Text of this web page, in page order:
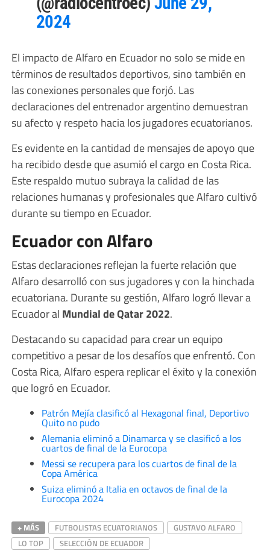
2024
El impacto de Alfaro en Ecuador no solo se mide en
términos de resultados deportivos, sino también en
las conexiones personales que forjó. Las
declaraciones del entrenador argentino demuestran
su afecto y respeto hacia los jugadores ecuatorianos.
Es evidente en la cantidad de mensajes de apoyo que
ha recibido desde que asumió el cargo en Costa Rica.
Este respaldo mutuo subraya la calidad de las
relaciones humanas y profesionales que Alfaro cultivó
durante su tiempo en Ecuador.
Ecuador con Alfaro
Estas declaraciones reflejan la fuerte relación que
Alfaro desarrolló con sus jugadores y con la hinchada
ecuatoriana. Durante su gestión, Alfaro logró llevar a
Ecuador al Mundial de Qatar 2022.
Destacando su capacidad para crear un equipo
competitivo a pesar de los desafíos que enfrentó. Con
Costa Rica, Alfaro espera replicar el éxito y la conexión
que logró en Ecuador.
Patrón Mejía clasificó al Hexagonal final, Deportivo
Quito no pudo
Alemania eliminó a Dinamarca y se clasificó a los
cuartos de final de la Eurocopa
Messi se recupera para los cuartos de final de la
Copa América
Suiza eliminó a Italia en octavos de final de la
Eurocopa 2024
+ MÁS FUTBOLISTAS ECUATORIANOS
GUSTAVO ALFARO
LO TOP
SELECCIÓN DE ECUADOR